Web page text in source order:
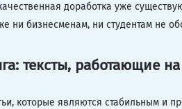
доработка уже
ни бизнесменам, ни студентам не
тексты, работающие
которые являются стабильным и